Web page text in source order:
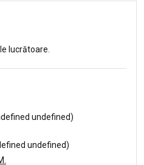
lucrătoare.
undefined)
undefined)